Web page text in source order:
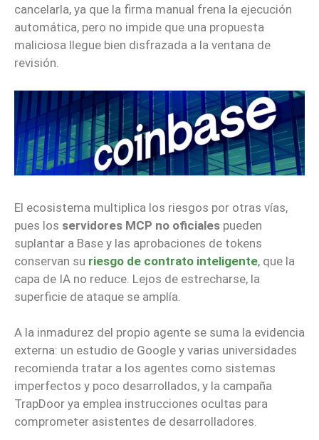
cancelarla, ya que la firma manual frena la ejecución
automática, pero no impide que una propuesta
maliciosa llegue bien disfrazada a la ventana de
revisión.
El ecosistema multiplica los riesgos por otras vías,
pues los servidores MCP no oficiales pueden
suplantar a Base y las aprobaciones de tokens
conservan su riesgo de contrato inteligente, que la
capa de IA no reduce. Lejos de estrecharse, la
superficie de ataque se amplía.
A la inmadurez del propio agente se suma la evidencia
externa: un estudio de Google y varias universidades
recomienda tratar a los agentes como sistemas
imperfectos y poco desarrollados, y la campaña
TrapDoor ya emplea instrucciones ocultas para
comprometer asistentes de desarrolladores.